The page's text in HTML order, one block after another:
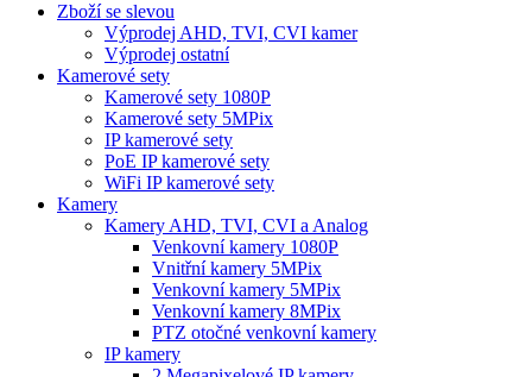
Zboží se slevou
Výprodej AHD, TVI, CVI kamer
Výprodej ostatní
Kamerové sety
Kamerové sety 1080P
Kamerové sety 5MPix
IP kamerové sety
PoE IP kamerové sety
WiFi IP kamerové sety
Kamery
Kamery AHD, TVI, CVI a Analog
Venkovní kamery 1080P
Vnitřní kamery 5MPix
Venkovní kamery 5MPix
Venkovní kamery 8MPix
PTZ otočné venkovní kamery
IP kamery